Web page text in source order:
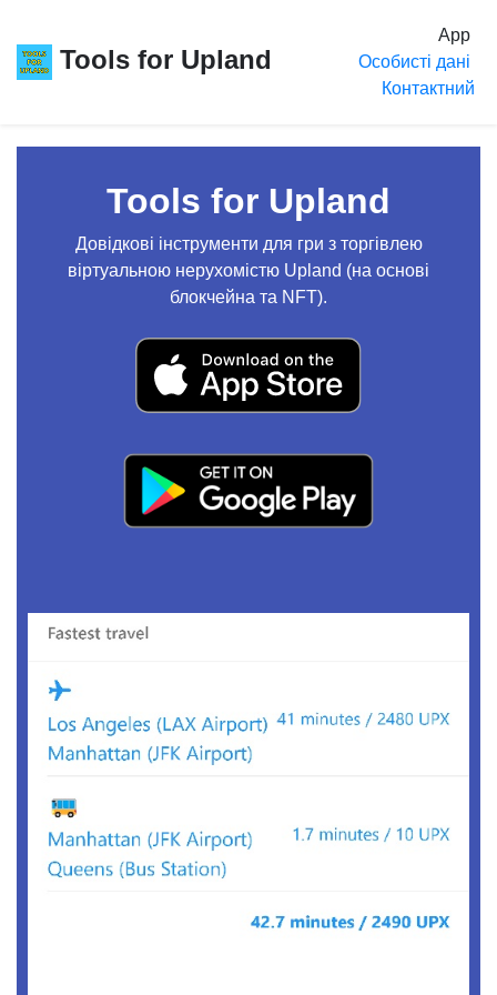
Tools for Upland
App
Особисті дані
Контактний
Tools for Upland
Довідкові інструменти для гри з торгівлею
віртуальною нерухомістю Upland (на основі
блокчейна та NFT).